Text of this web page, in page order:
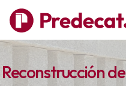
Reconstrucción